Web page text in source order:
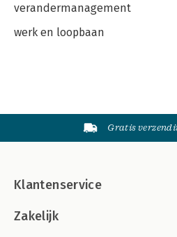
verandermanagement
werk en loopbaan
Gratis
Klantenservice
Zakelijk